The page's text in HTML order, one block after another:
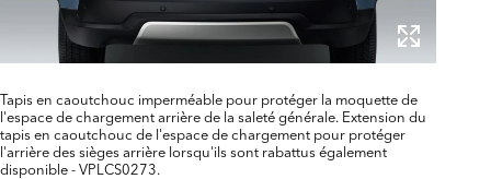
Tapis en caoutchouc imperméable pour protéger la moquette de
l'espace de chargement arrière de la saleté générale. Extension du
tapis en caoutchouc de l'espace de chargement pour protéger
l'arrière des sièges arrière lorsqu'ils sont rabattus également
disponible - VPLCS0273.